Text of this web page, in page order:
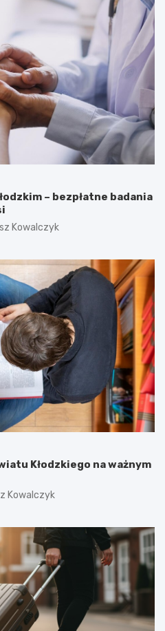
– bezpłatne badania
Kowalczyk
Kłodzkiego na ważnym
Kowalczyk